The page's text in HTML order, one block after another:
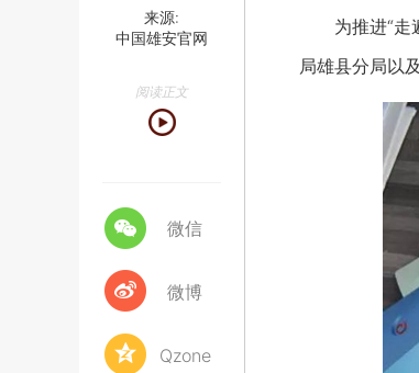
来源:
中国雄安官网
阅读正文
微信
微博
Qzone
为推进“走遍
局雄县分局以